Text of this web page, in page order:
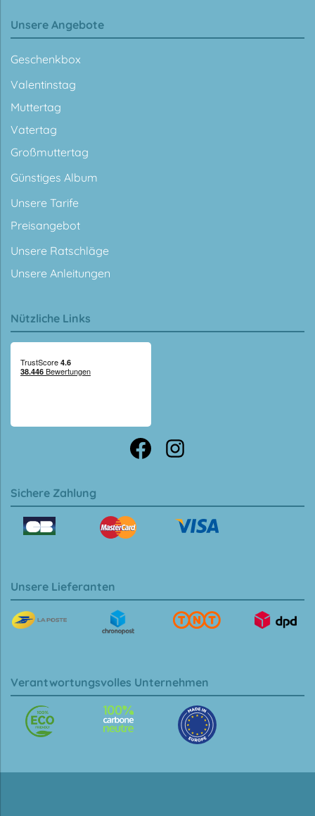
Unsere Angebote
Geschenkbox
Valentinstag
Muttertag
Vatertag
Großmuttertag
Günstiges Album
Unsere Tarife
Preisangebot
Unsere Ratschläge
Unsere Anleitungen
Nützliche Links
Sichere Zahlung
Unsere Lieferanten
Verantwortungsvolles Unternehmen